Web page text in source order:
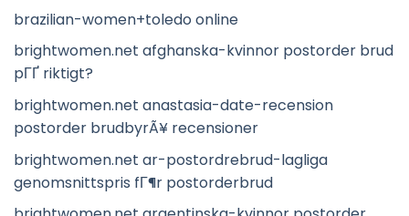
brazilian-women+toledo online
brightwomen.net afghanska-kvinnor postorder brud
pГҐ riktigt?
brightwomen.net anastasia-date-recension
postorder brudbyrÃ¥ recensioner
brightwomen.net ar-postordrebrud-lagliga
genomsnittspris fГ¶r postorderbrud